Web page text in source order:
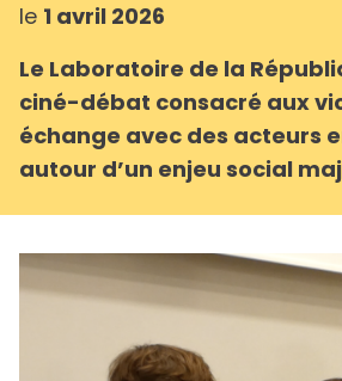
le 1 avril 2026
Le Laboratoire de la
ciné-débat consacré aux
échange avec des acteurs
autour d’un enjeu social